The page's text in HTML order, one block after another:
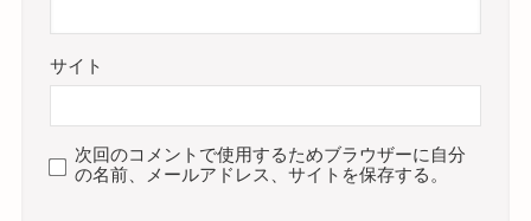
サイト
次回のコメントで使用するためブラウザーに自分
の名前、メールアドレス、サイトを保存する。